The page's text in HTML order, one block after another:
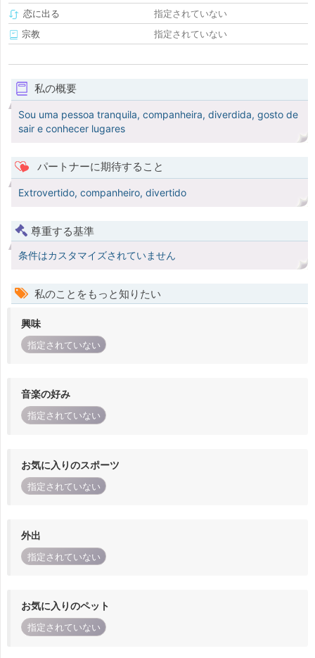
恋に出る
指定されていない
宗教
指定されていない
私の概要
Sou uma pessoa tranquila, companheira, diverdida, gosto de
sair e conhecer lugares
パートナーに期待すること
Extrovertido, companheiro, divertido
尊重する基準
条件はカスタマイズされていません
私のことをもっと知りたい
興味
指定されていない
音楽の好み
指定されていない
お気に入りのスポーツ
指定されていない
外出
指定されていない
お気に入りのペット
指定されていない